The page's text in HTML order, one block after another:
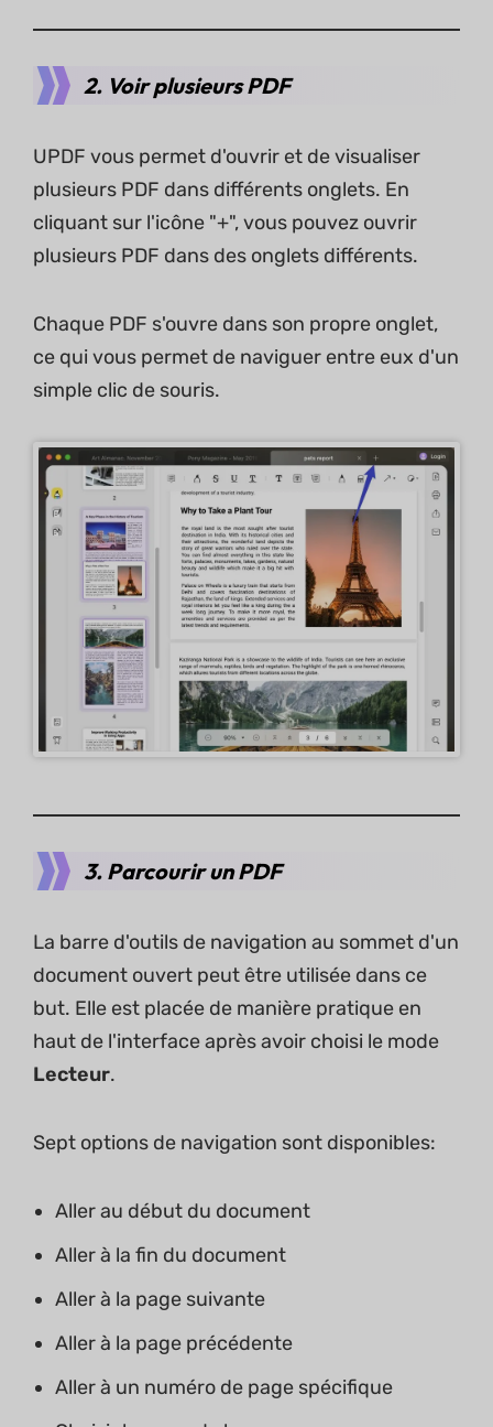
2. Voir plusieurs PDF
UPDF vous permet d'ouvrir et de visualiser
plusieurs PDF dans différents onglets. En
cliquant sur l'icône "+", vous pouvez ouvrir
plusieurs PDF dans des onglets différents.
Chaque PDF s'ouvre dans son propre onglet,
ce qui vous permet de naviguer entre eux d'un
simple clic de souris.
3. Parcourir un PDF
La barre d'outils de navigation au sommet d'un
document ouvert peut être utilisée dans ce
but. Elle est placée de manière pratique en
haut de l'interface après avoir choisi le mode
Lecteur.
Sept options de navigation sont disponibles:
Aller au début du document
Aller à la fin du document
Aller à la page suivante
Aller à la page précédente
Aller à un numéro de page spécifique